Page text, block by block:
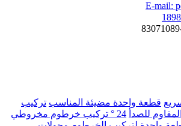
E-mail:
قطعة واحدة مضيئة المناسب تركيب
للصدأ 24 ° تركيب خرطوم مخروطي